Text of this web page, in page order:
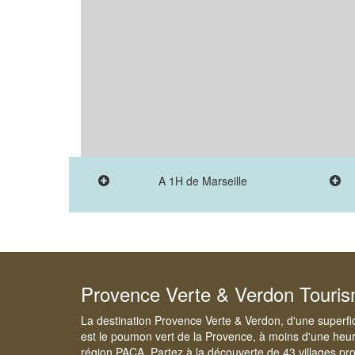
A 1H de Marseille
Provence Verte & Verdon
La destination Provence Verte & Verdon, d'une
est le poumon vert de la Provence, à moins d'une
région PACA. Partez à la découverte de 43 villages